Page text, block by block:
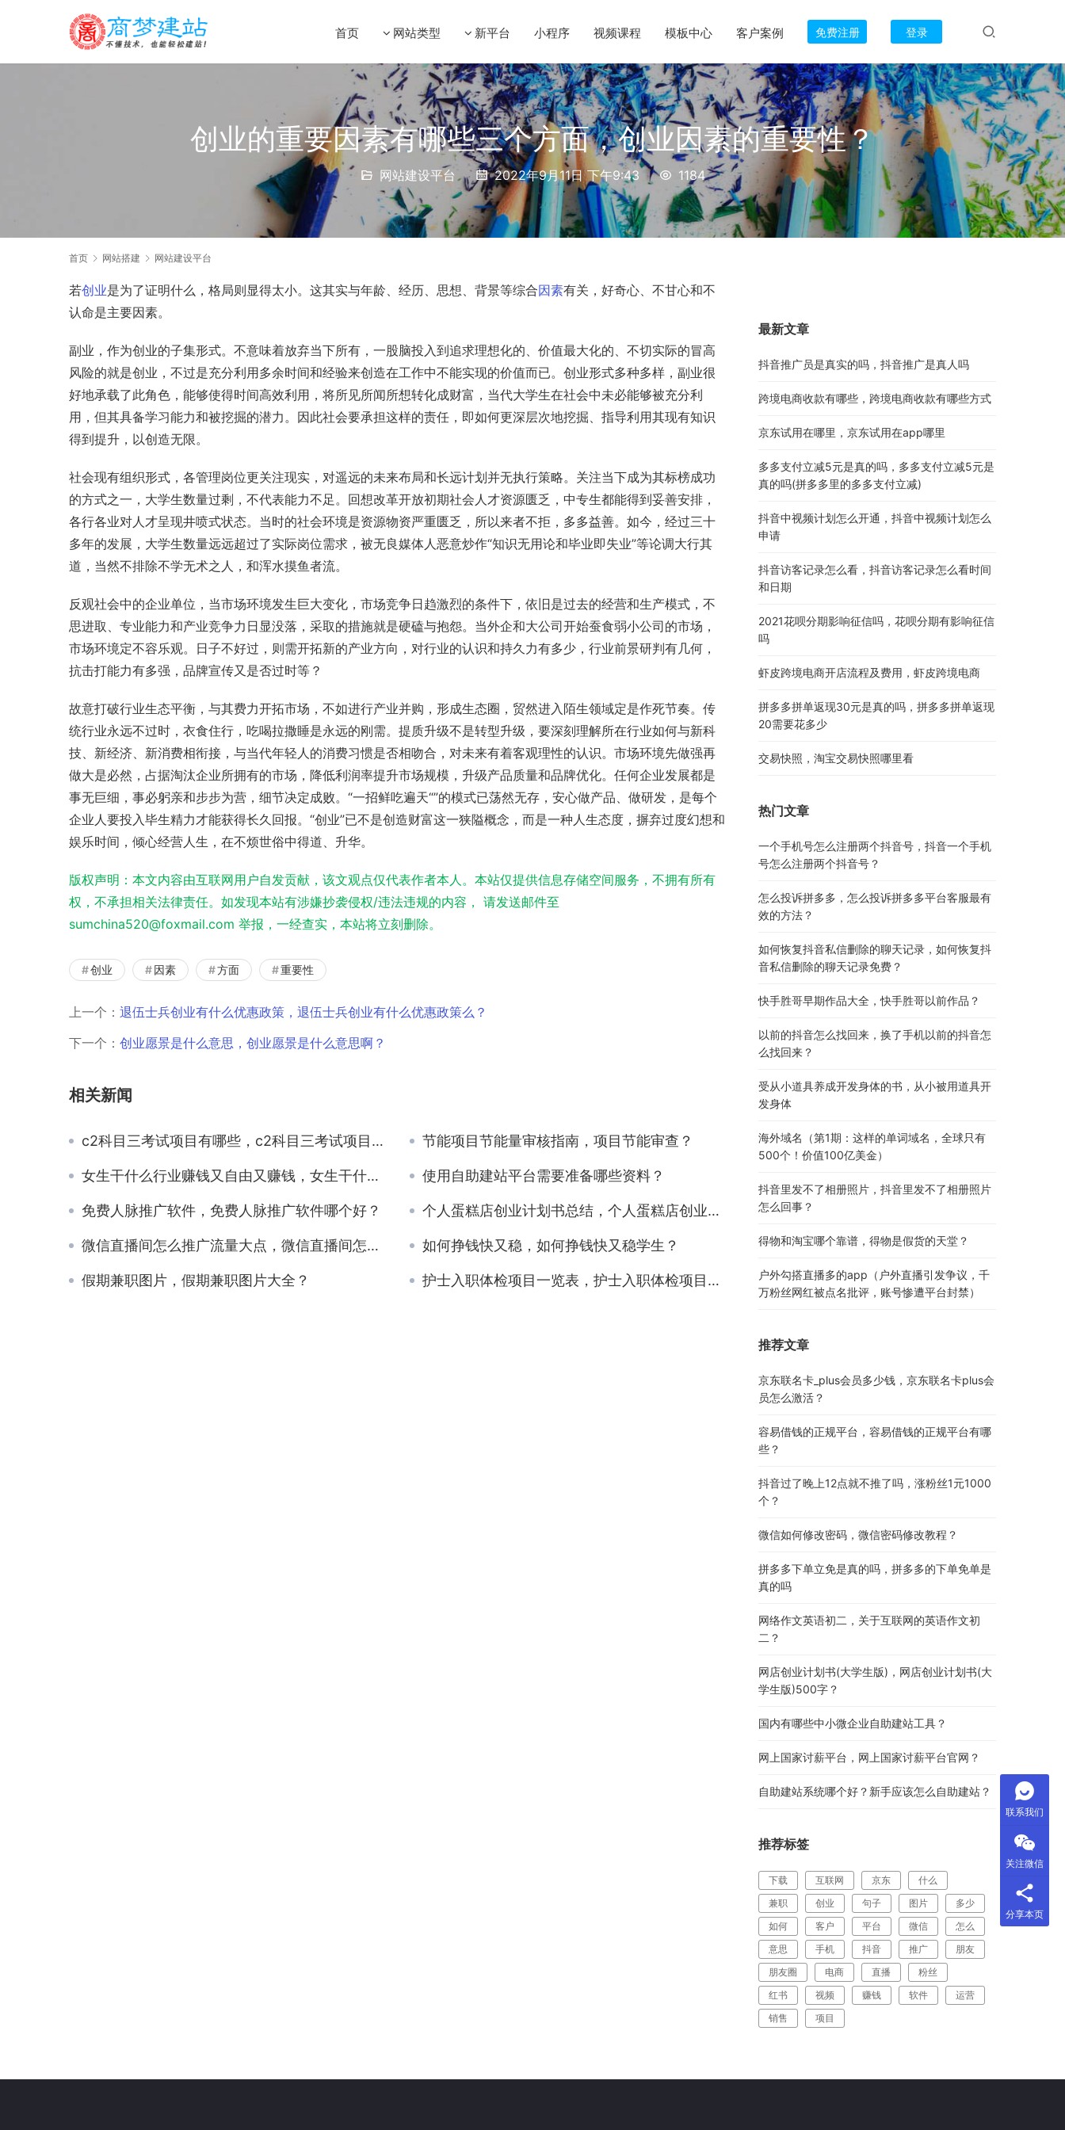
首页 网站类型 新平台 小程序 视频课程 模板中心 客户案例 免费注册 登录
创业的重要因素有哪些三个方面，创业因素的重要性？
网站建设平台 2022年9月11日 下午9:43 1184
首页 网站搭建 网站建设平台
若创业是为了证明什么，格局则显得太小。这其实与年龄、经历、思想、背景等综合因素有关，好奇心、不甘心和不
认命是主要因素。
副业，作为创业的子集形式。不意味着放弃当下所有，一股脑投入到追求理想化的、价值最大化的、不切实际的冒高
风险的就是创业，不过是充分利用多余时间和经验来创造在工作中不能实现的价值而已。创业形式多种多样，副业很
好地承载了此角色，能够使得时间高效利用，将所见所闻所想转化成财富，当代大学生在社会中未必能够被充分利
用，但其具备学习能力和被挖掘的潜力。因此社会要承担这样的责任，即如何更深层次地挖掘、指导利用其现有知识
得到提升，以创造无限。
社会现有组织形式，各管理岗位更关注现实，对遥远的未来布局和长远计划并无执行策略。关注当下成为其标榜成功
的方式之一，大学生数量过剩，不代表能力不足。回想改革开放初期社会人才资源匮乏，中专生都能得到妥善安排，
各行各业对人才呈现井喷式状态。当时的社会环境是资源物资严重匮乏，所以来者不拒，多多益善。如今，经过三十
多年的发展，大学生数量远远超过了实际岗位需求，被无良媒体人恶意炒作“知识无用论和毕业即失业”等论调大行其
道，当然不排除不学无术之人，和浑水摸鱼者流。
反观社会中的企业单位，当市场环境发生巨大变化，市场竞争日趋激烈的条件下，依旧是过去的经营和生产模式，不
思进取、专业能力和产业竞争力日显没落，采取的措施就是硬磕与抱怨。当外企和大公司开始蚕食弱小公司的市场，
市场环境定不容乐观。日子不好过，则需开拓新的产业方向，对行业的认识和持久力有多少，行业前景研判有几何，
抗击打能力有多强，品牌宣传又是否过时等？
故意打破行业生态平衡，与其费力开拓市场，不如进行产业并购，形成生态圈，贸然进入陌生领域定是作死节奏。传
统行业永远不过时，衣食住行，吃喝拉撒睡是永远的刚需。提质升级不是转型升级，要深刻理解所在行业如何与新科
技、新经济、新消费相衔接，与当代年轻人的消费习惯是否相吻合，对未来有着客观理性的认识。市场环境先做强再
做大是必然，占据淘汰企业所拥有的市场，降低利润率提升市场规模，升级产品质量和品牌优化。任何企业发展都是
事无巨细，事必躬亲和步步为营，细节决定成败。“一招鲜吃遍天“”的模式已荡然无存，安心做产品、做研发，是每个
企业人要投入毕生精力才能获得长久回报。“创业”已不是创造财富这一狭隘概念，而是一种人生态度，摒弃过度幻想和
娱乐时间，倾心经营人生，在不烦世俗中得道、升华。
版权声明：本文内容由互联网用户自发贡献，该文观点仅代表作者本人。本站仅提供信息存储空间服务，不拥有所有
权，不承担相关法律责任。如发现本站有涉嫌抄袭侵权/违法违规的内容， 请发送邮件至
sumchina520@foxmail.com 举报，一经查实，本站将立刻删除。
创业 因素 方面 重要性
上一个： 退伍士兵创业有什么优惠政策，退伍士兵创业有什么优惠政策么？
下一个： 创业愿景是什么意思，创业愿景是什么意思啊？
相关新闻
c2科目三考试项目有哪些，c2科目三考试项目有哪些2022？ 节能项目节能量审核指南，项目节能审查？
女生干什么行业赚钱又自由又赚钱，女生干什么行业赚钱又自由又赚钱呢？ 使用自助建站平台需要准备哪些资料？
免费人脉推广软件，免费人脉推广软件哪个好？ 个人蛋糕店创业计划书总结，个人蛋糕店创业计划书大学生？
微信直播间怎么推广流量大点，微信直播间怎么推广流量大些？ 如何挣钱快又稳，如何挣钱快又稳学生？
假期兼职图片，假期兼职图片大全？ 护士入职体检项目一览表，护士入职体检项目一览表图片
最新文章
抖音推广员是真实的吗，抖音推广是真人吗
跨境电商收款有哪些，跨境电商收款有哪些方式
京东试用在哪里，京东试用在app哪里
多多支付立减5元是真的吗，多多支付立减5元是
真的吗(拼多多里的多多支付立减)
抖音中视频计划怎么开通，抖音中视频计划怎么
申请
抖音访客记录怎么看，抖音访客记录怎么看时间
和日期
2021花呗分期影响征信吗，花呗分期有影响征信
吗
虾皮跨境电商开店流程及费用，虾皮跨境电商
拼多多拼单返现30元是真的吗，拼多多拼单返现
20需要花多少
交易快照，淘宝交易快照哪里看
热门文章
一个手机号怎么注册两个抖音号，抖音一个手机
号怎么注册两个抖音号？
怎么投诉拼多多，怎么投诉拼多多平台客服最有
效的方法？
如何恢复抖音私信删除的聊天记录，如何恢复抖
音私信删除的聊天记录免费？
快手胜哥早期作品大全，快手胜哥以前作品？
以前的抖音怎么找回来，换了手机以前的抖音怎
么找回来？
受从小道具养成开发身体的书，从小被用道具开
发身体
海外域名（第1期：这样的单词域名，全球只有
500个！价值100亿美金）
抖音里发不了相册照片，抖音里发不了相册照片
怎么回事？
得物和淘宝哪个靠谱，得物是假货的天堂？
户外勾搭直播多的app（户外直播引发争议，千
万粉丝网红被点名批评，账号惨遭平台封禁）
推荐文章
京东联名卡_plus会员多少钱，京东联名卡plus会
员怎么激活？
容易借钱的正规平台，容易借钱的正规平台有哪
些？
抖音过了晚上12点就不推了吗，涨粉丝1元1000
个？
微信如何修改密码，微信密码修改教程？
拼多多下单立免是真的吗，拼多多的下单免单是
真的吗
网络作文英语初二，关于互联网的英语作文初
二？
网店创业计划书(大学生版)，网店创业计划书(大
学生版)500字？
国内有哪些中小微企业自助建站工具？
网上国家讨薪平台，网上国家讨薪平台官网？
自助建站系统哪个好？新手应该怎么自助建站？
推荐标签
下载 互联网 京东
什么
兼职
创业 句子 图片
多少
如何
客户 平台 微信
怎么
意思
手机 抖音 推广
朋友
朋友圈
电商 直播
粉丝
红书
视频 赚钱 软件
运营
销售
项目
联系我们
关注微信
分享本页